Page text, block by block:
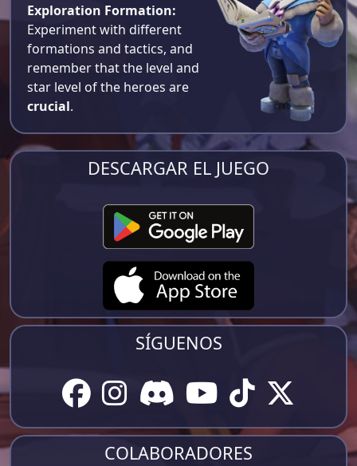
Exploration Formation:
Experiment with different
formations and tactics, and
remember that the level and
star level of the heroes are
crucial.
DESCARGAR EL JUEGO
SÍGUENOS
COLABORADORES